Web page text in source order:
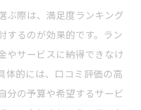
ぶ際は、満足度ランキング
するのが効果的です。ラン
やサービスに納得できなけ
体的には、口コミ評価の高
分の予算や希望するサービ